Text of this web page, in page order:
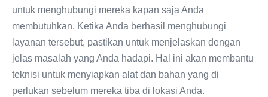
untuk menghubungi mereka kapan saja Anda
membutuhkan. Ketika Anda berhasil menghubungi
layanan tersebut, pastikan untuk menjelaskan dengan
jelas masalah yang Anda hadapi. Hal ini akan membantu
teknisi untuk menyiapkan alat dan bahan yang di
perlukan sebelum mereka tiba di lokasi Anda.